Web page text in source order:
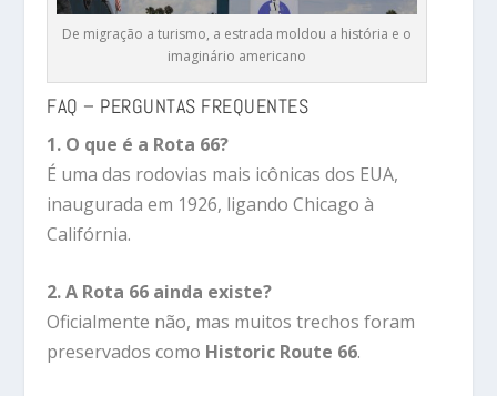
De migração a turismo, a estrada moldou a história e o
imaginário americano
FAQ – PERGUNTAS FREQUENTES
1. O que é a Rota 66?
É uma das rodovias mais icônicas dos EUA,
inaugurada em 1926, ligando Chicago à
Califórnia.
2. A Rota 66 ainda existe?
Oficialmente não, mas muitos trechos foram
preservados como Historic Route 66.